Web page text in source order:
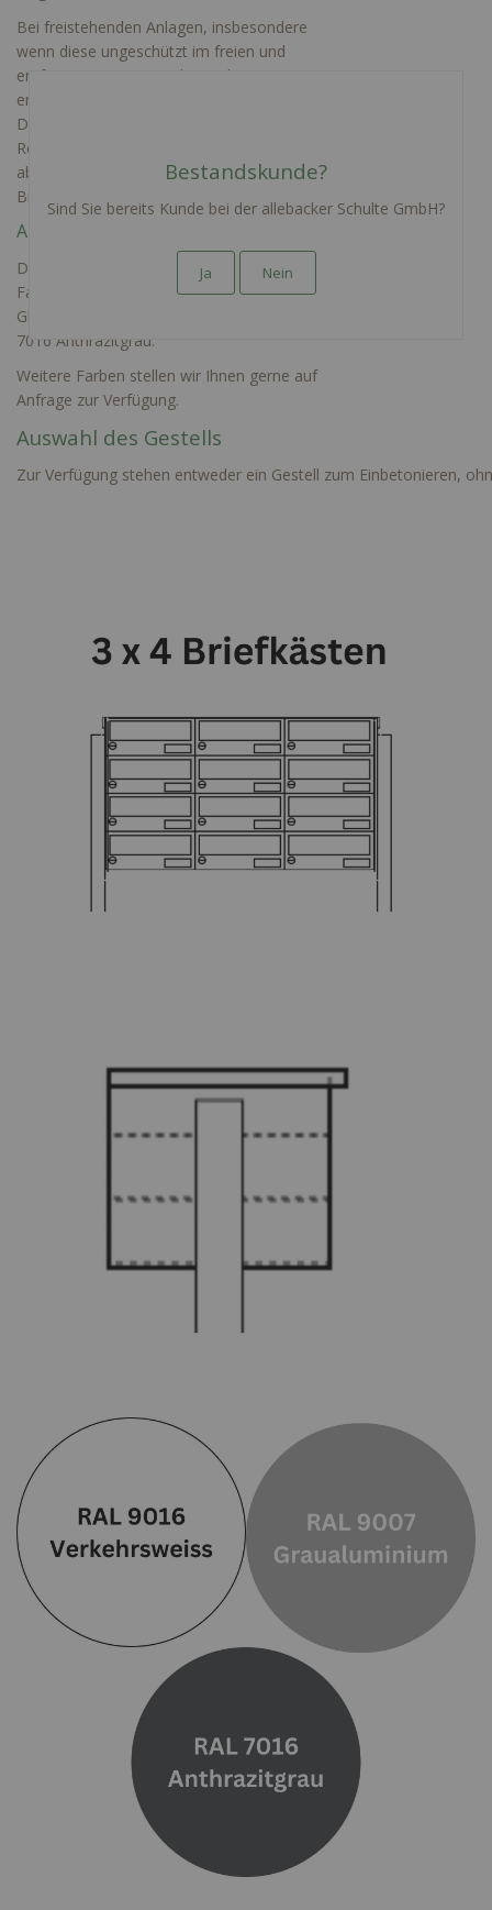
Bei freistehenden Anlagen, insbesondere
wenn diese ungeschützt im freien und
entfernt von Hauswänden stehen,
empfehlen wir einen Regenabweiser.
Dieser eignet sich insbesondere dafür
Regenwasser von der Anlage gezielt
abzuleiten und so den Korpus sowie die
Briefkästen zu schützen.
Auswahl der Farben
Derzeit sind im Konfigurator die folgenden
Farben verfügbar: RAL 9016 Seidenglanz,
Glatt, RAL 9007 Graualuminium oder RAL
7016 Anthrazitgrau.
Weitere Farben stellen wir Ihnen gerne auf
Anfrage zur Verfügung.
Auswahl des Gestells
Zur Verfügung stehen entweder ein Gestell zum Einbetonieren,
Bestandskunde?
Sind Sie bereits Kunde bei der allebacker Schulte GmbH?
Ja Nein